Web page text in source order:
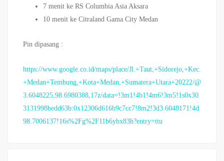
7 menit ke RS Columbia Asia Aksara
10 menit ke Citraland Gama City Medan
Pin dipasang :
https://www.google.co.id/maps/place/Jl.+Taut,+Sidorejo,+Kec.
+Medan+Tembung,+Kota+Medan,+Sumatera+Utara+20222/@
3.6048225,98.6980388,17z/data=!3m1!4b1!4m6!3m5!1s0x30
3131998bedd63b:0x12306d616b9c7cc7!8m2!3d3.6048171!4d
98.7006137!16s%2Fg%2F11b6ybx83h?entry=ttu